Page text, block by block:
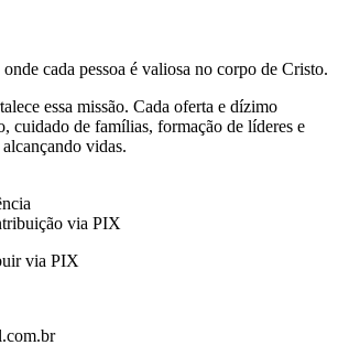
cada pessoa é valiosa no corpo de Cristo.
essa missão. Cada oferta e dízimo
cuidado de famílias, formação de líderes e
vidas.
via PIX